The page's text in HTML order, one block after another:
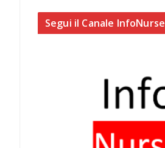
Segui il Canale InfoNurse